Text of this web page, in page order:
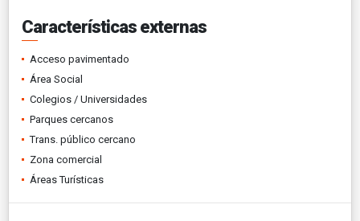
Características externas
Acceso pavimentado
Área Social
Colegios / Universidades
Parques cercanos
Trans. público cercano
Zona comercial
Áreas Turísticas